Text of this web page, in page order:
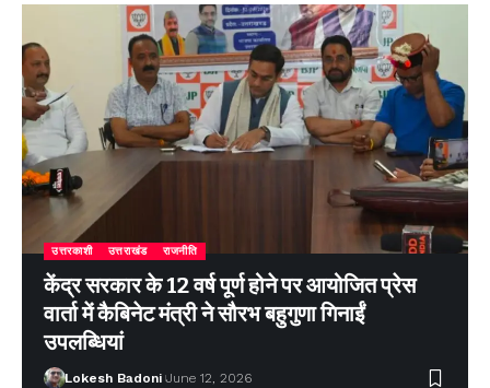
उत्तरकाशी उत्तराखंड राजनीति
केंद्र सरकार के 12 वर्ष पूर्ण होने पर आयोजित प्रेस
वार्ता में कैबिनेट मंत्री ने सौरभ बहुगुणा गिनाईं
उपलब्धियां
Lokesh Badoni June 12, 2026